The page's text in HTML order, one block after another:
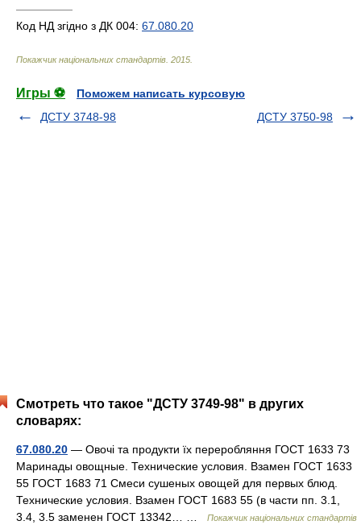
—————
Код НД згідно з ДК 004: 67.080.20
Покажчик національних стандартів 2015
Игры ⚽
Поможем написать курсовую
ДСТУ 3748-98
ДСТУ 3750-98
Смотреть что такое "ДСТУ 3749-98" в других
словарях:
67.080.20 — Овочі та продукти їх переробляння ГОСТ 1633 73
Маринады овощные. Технические условия. Взамен ГОСТ 1633
55 ГОСТ 1683 71 Смеси сушеных овощей для первых блюд.
Технические условия. Взамен ГОСТ 1683 55 (в части пп. 3.1,
3.4, 3.5 заменен ГОСТ 13342… …
Покажчик національних стандартів